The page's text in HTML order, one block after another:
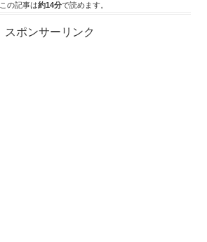
この記事は約14分で読めます。
スポンサーリンク